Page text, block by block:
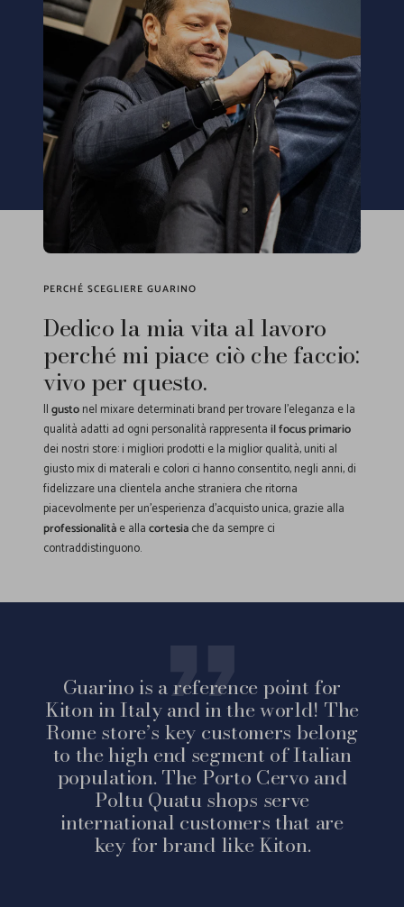
PERCHÉ SCEGLIERE GUARINO
Dedico la mia vita al lavoro
perché mi piace ciò che faccio:
vivo per questo.
Ilgustonel mixare determinati brand per trovare l'eleganza e la
qualità adatti ad ogni personalità rappresentail focus primario
dei nostri store: i migliori prodotti e la miglior qualità, uniti al
giusto mix di materali e colori ci hanno consentito, negli anni, di
fidelizzare una clientela anche straniera che ritorna
piacevolmente per un'esperienza d'acquisto unica, grazie alla
professionalitàe allacortesiache da sempre ci
contraddistinguono.
Guarino is a reference point for
Kiton in Italy and in the world! The
Rome store’s key customers belong
to the high end segment of Italian
population. The Porto Cervo and
Poltu Quatu shops serve
international customers that are
key for brand like Kiton.